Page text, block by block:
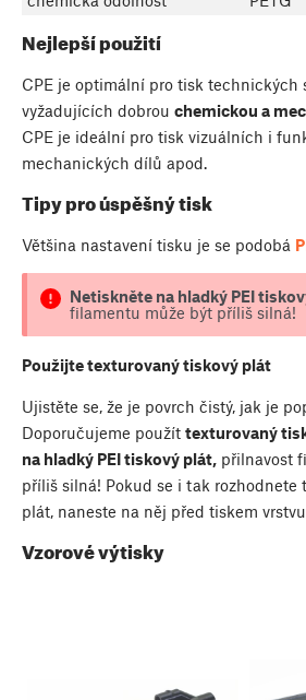
Nejlepší použití
CPE je optimální pro tisk technických
vyžadujících dobrou chemickou a
CPE je ideální pro tisk vizuálních i
mechanických dílů apod.
Tipy pro úspěšný tisk
Většina nastavení tisku je se podobá
Netiskněte na hladký PEI
filamentu může být příliš silná!
Použijte texturovaný tiskový plát
Ujistěte se, že je povrch čistý, jak je
Doporučujeme použít texturovaný
na hladký PEI tiskový plát, přilnavost
příliš silná! Pokud se i tak rozhodnete
plát, naneste na něj před tiskem
Vzorové výtisky